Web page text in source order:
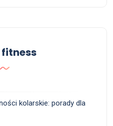
kolarskie: porady dla